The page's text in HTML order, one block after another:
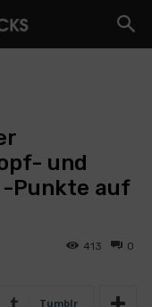
und
Punkte auf
0
413
Tumblr